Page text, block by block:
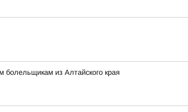
болельщикам из Алтайского края